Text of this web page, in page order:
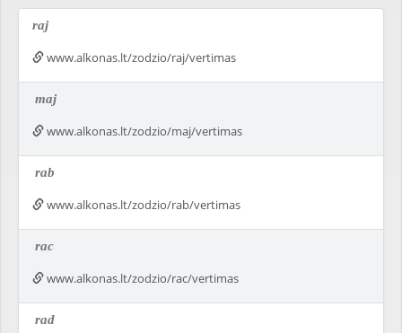
raj
www.alkonas.lt/zodzio/raj/vertimas
maj
www.alkonas.lt/zodzio/maj/vertimas
rab
www.alkonas.lt/zodzio/rab/vertimas
rac
www.alkonas.lt/zodzio/rac/vertimas
rad